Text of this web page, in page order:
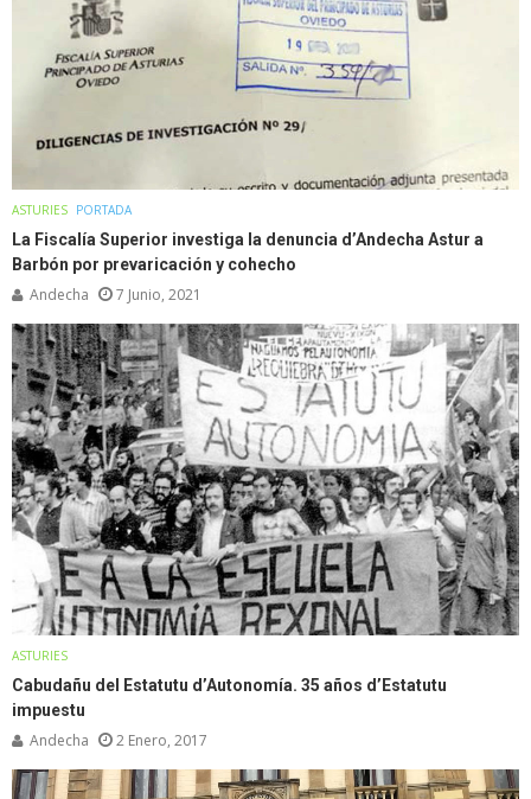
ASTURIES PORTADA
La Fiscalía Superior investiga la denuncia d’Andecha Astur a
Barbón por prevaricación y cohecho
Andecha 7 Junio, 2021
ASTURIES
Cabudañu del Estatutu d’Autonomía. 35 años d’Estatutu
impuestu
Andecha 2 Enero, 2017